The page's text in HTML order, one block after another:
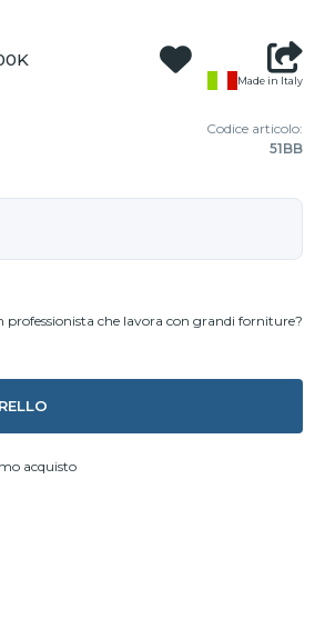
Made in Italy
Codice articolo:
51BB
professionista che lavora con grandi forniture?
acquisto